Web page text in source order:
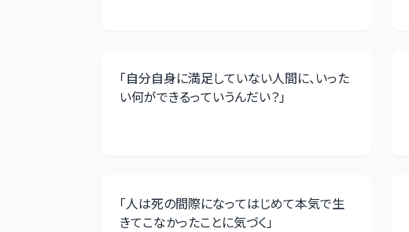
「自分自身に満足していない人間に、いった
い何ができるっていうんだい？」
「人は死の間際になってはじめて本気で生
きてこなかったことに気づく」